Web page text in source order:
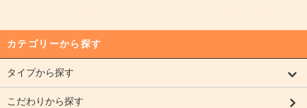
カテゴリーから探す
タイプから探す
こだわりから探す